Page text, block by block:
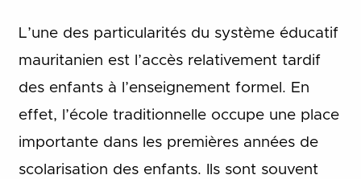
L’une des particularités du système éducatif
mauritanien est l’accès relativement tardif
des enfants à l’enseignement formel. En
effet, l’école traditionnelle occupe une place
importante dans les premières années de
scolarisation des enfants. Ils sont souvent